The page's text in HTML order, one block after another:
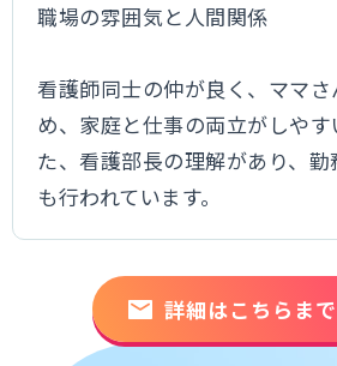
職場の雰囲気と人間関係
看護師同士の仲が良く、ママ
め、家庭と仕事の両立がしやす
た、看護部長の理解があり、
も行われています。
詳細はこちらまで